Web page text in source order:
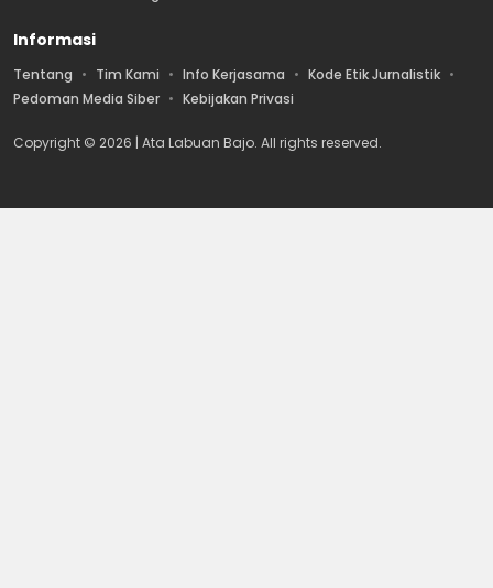
Informasi
Tentang Tim Kami Info Kerjasama
Kode Etik Jurnalistik
Pedoman Media Siber
Kebijakan Privasi
Copyright © 2026 | Ata Labuan Bajo. All rights reserved.